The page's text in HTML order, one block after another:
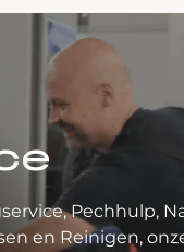
Pechhulp,
en Reinigen,